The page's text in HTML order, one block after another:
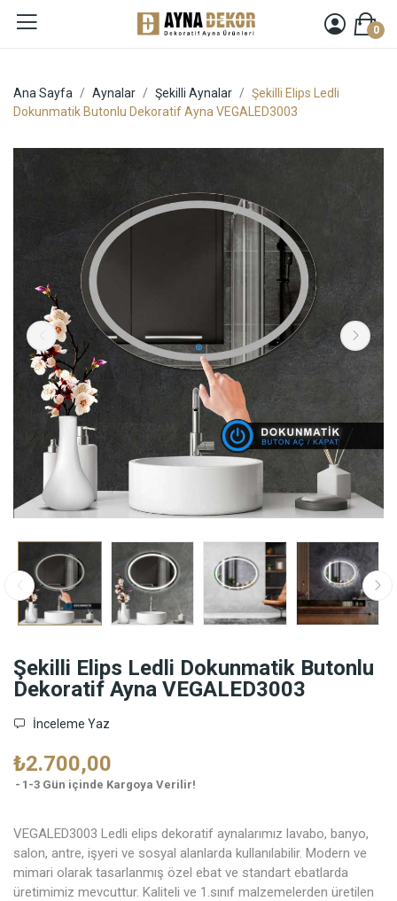
0
Ana Sayfa Aynalar Şekilli Aynalar
Şekilli Elips Ledli
Dokunmatik Butonlu Dekoratif Ayna VEGALED3003
Şekilli Elips Ledli Dokunmatik Butonlu
Dekoratif Ayna VEGALED3003
İnceleme Yaz
₺2.700,00
1-3 Gün içinde Kargoya Verilir!
VEGALED3003 Ledli elips dekoratif aynalarımız lavabo, banyo,
salon, antre, işyeri ve sosyal alanlarda kullanılabilir. Modern ve
mimari olarak tasarlanmış özel ebat ve standart ebatlarda
üretimimiz mevcuttur. Kaliteli ve 1.sınıf malzemelerden üretilen